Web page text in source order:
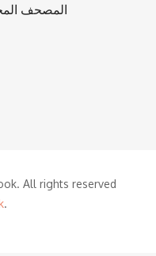
المصحف
All rights reserved
.